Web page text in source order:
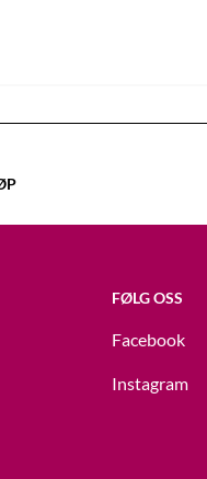
FØLG OSS
Facebook
Instagram